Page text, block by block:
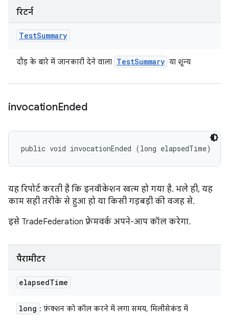
रिटर्न
TestSummary
दौड़ के बारे में जानकारी देने वाला TestSummary या शून्य
invocationEnded
public void invocationEnded (long elapsedTime)
यह रिपोर्ट करती है कि इनवॉकेशन खत्म हो गया है. भले ही, यह
काम सही तरीके से हुआ हो या किसी गड़बड़ी की वजह से.
इसे TradeFederation फ़्रेमवर्क अपने-आप कॉल करेगा.
पैरामीटर
elapsedTime
long : फ़ंक्शन को कॉल करने में लगा समय, मिलीसेकंड में